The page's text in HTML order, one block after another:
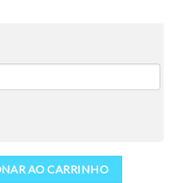
48 TP25 Paralelo Ref.:
AO CARRINHO